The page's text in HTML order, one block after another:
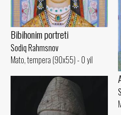
Bibihonim portreti
Sodiq Rahmsnov
Mato, tempera (90x55) - 0 yil